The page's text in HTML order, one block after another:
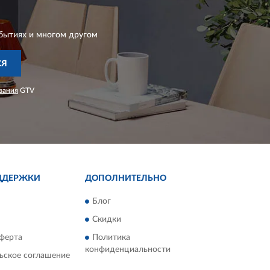
и многом другом
GTV
соглашение
ДОПОЛНИТЕЛЬНО
Блог
Скидки
Политика
конфиденциальности